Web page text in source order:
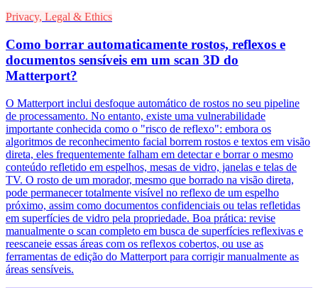
Privacy, Legal & Ethics
Como borrar automaticamente rostos, reflexos e
documentos sensíveis em um scan 3D do
Matterport?
O Matterport inclui desfoque automático de rostos no seu pipeline
de processamento. No entanto, existe uma vulnerabilidade
importante conhecida como o "risco de reflexo": embora os
algoritmos de reconhecimento facial borrem rostos e textos em visão
direta, eles frequentemente falham em detectar e borrar o mesmo
conteúdo refletido em espelhos, mesas de vidro, janelas e telas de
TV. O rosto de um morador, mesmo que borrado na visão direta,
pode permanecer totalmente visível no reflexo de um espelho
próximo, assim como documentos confidenciais ou telas refletidas
em superfícies de vidro pela propriedade. Boa prática: revise
manualmente o scan completo em busca de superfícies reflexivas e
reescaneie essas áreas com os reflexos cobertos, ou use as
ferramentas de edição do Matterport para corrigir manualmente as
áreas sensíveis.